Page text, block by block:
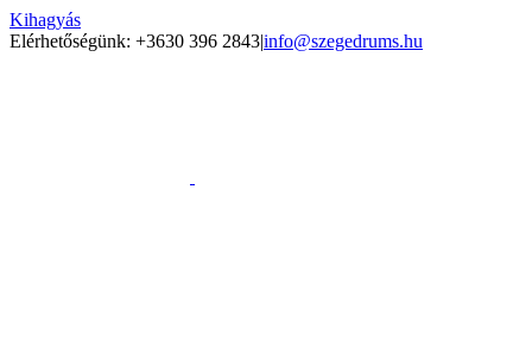
Kihagyás
Elérhetőségünk: +3630 396 2843|info@szegedrums.hu